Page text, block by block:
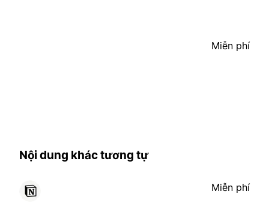
Miễn phí
Nội dung khác tương tự
Miễn phí